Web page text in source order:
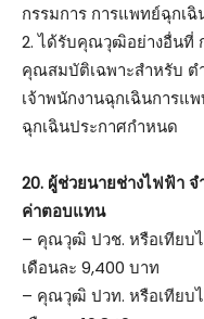
กรรมการ การแพทย์ฉุกเ
2. ได้รับคุณวุฒิอย่างอื่นที่
คุณสมบัติเฉพาะสำหรับ
เจ้าพนักงานฉุกเฉินการ
ฉุกเฉินประกาศกำหนด
20. ผู้ช่วยนายช่างไฟฟ้า
ค่าตอบแทน
– คุณวุฒิ ปวช. หรือเทียบ
เดือนละ 9,400 บาท
– คุณวุฒิ ปวท. หรือเทียบ